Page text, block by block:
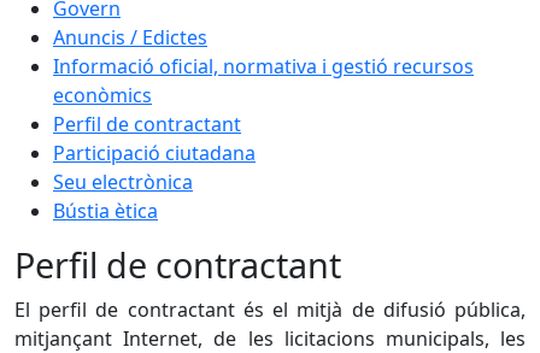
Govern
Anuncis / Edictes
Informació oficial, normativa i gestió recursos
econòmics
Perfil de contractant
Participació ciutadana
Seu electrònica
Bústia ètica
Perfil de contractant
El perfil de contractant és el mitjà de difusió pública,
mitjançant Internet, de les licitacions municipals, les